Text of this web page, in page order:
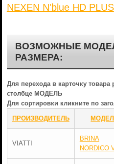
NEXEN N'blue HD PLUS
ВОЗМОЖНЫЕ
РАЗМЕРА:
Для перехода в карточку товара
столбце МОДЕЛЬ
Для сортировки кликните по
ПРОИЗВОДИТЕЛЬ
VIATTI
BRINA
NORDICO